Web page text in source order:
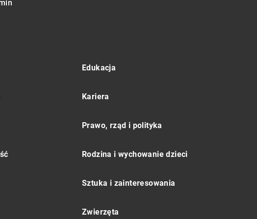
Edukacja
Kariera
Prawo, rząd i polityka
Rodzina i wychowanie dzieci
Sztuka i zainteresowania
Zwierzęta